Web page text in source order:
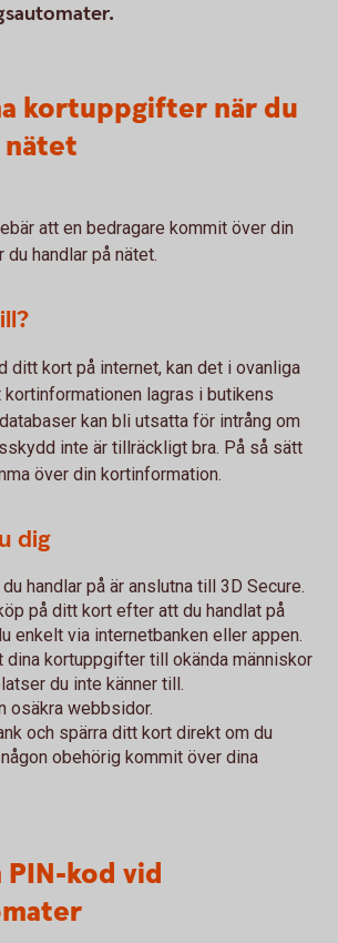
kortuppgifter när du
nätet
att en bedragare kommit över din
handlar på nätet.
ditt kort på internet, kan det i ovanliga
lagras i butikens
kan bli utsatta för intrång om
inte är tillräckligt bra. På så sätt
över din kortinformation.
dig
handlar på är anslutna till 3D Secure.
på ditt kort efter att du handlat på
enkelt via internetbanken eller appen.
dina kortuppgifter till okända människor
du inte känner till.
osäkra webbsidor.
och spärra ditt kort direkt om du
obehörig kommit över dina
PIN-kod vid